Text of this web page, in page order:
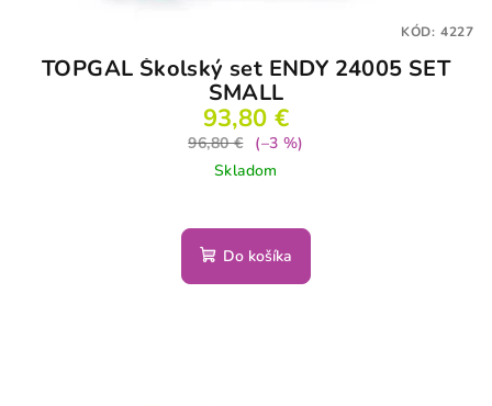
TOPGAL Školský set ENDY 24005 SET
SMALL
93,80 €
96,80 €
(–3 %)
Skladom
Do košíka
KÓD: 4227